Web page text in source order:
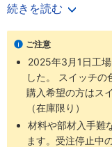
【20-シリーズ 銅系・
・銅材質、フッ素材質
・外形寸法は標準品と同
続きを読む
ご注意
2025年3月1日工
した。 スイッチ
購入希望の方はス
（在庫限り）
材料や部材入手難
ます。受注停止中